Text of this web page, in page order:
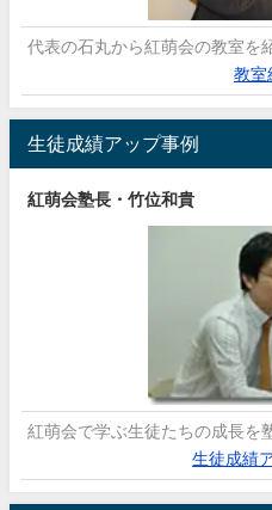
代表の石丸から紅萌会の教室を
教室
生徒成績アップ事例
紅萌会塾長・竹位和貴
紅萌会で学ぶ生徒たちの成長を
生徒成績